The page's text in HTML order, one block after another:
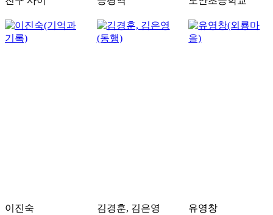
이진숙
김경훈, 김은영
유영창